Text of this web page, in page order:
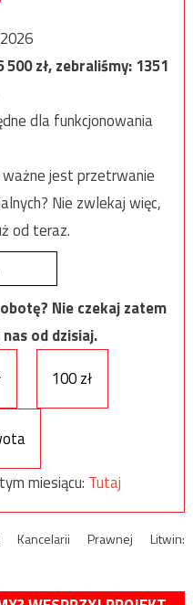
500zł, zebraliśmy:1351
dla funkcjonowania
jest przetrwanie
Nie zwlekaj więc,
od teraz.
Nie czekaj zatem
od dzisiaj.
100 zł
miesiącu: Tutaj
Prawnej Litwin: